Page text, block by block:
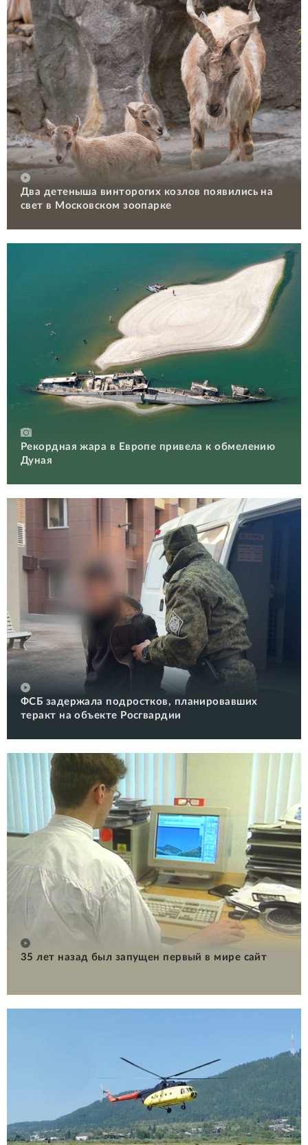
Два детеныша винторогих козлов появились на
свет в Московском зоопарке
Рекордная жара в Европе привела к обмелению
Дуная
ФСБ задержала подростков, планировавших
теракт на объекте Росгвардии
35 лет назад был запущен первый в мире сайт